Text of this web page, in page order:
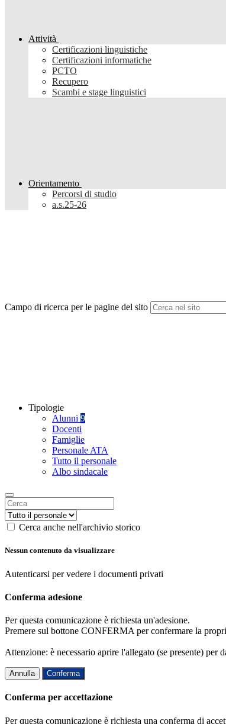
Attività
Certificazioni linguistiche
Certificazioni informatiche
PCTO
Recupero
Scambi e stage linguistici
Orientamento
Percorsi di studio
a.s.25-26
Campo di ricerca per le pagine del sito
Tipologie
Alunni 9
Docenti
Famiglie
Personale ATA
Tutto il personale
Albo sindacale
Cerca anche nell'archivio storico
Nessun contenuto da visualizzare
Autenticarsi per vedere i documenti privati
Conferma adesione
Per questa comunicazione è richiesta un'adesione.
Premere sul bottone CONFERMA per confermare la
Attenzione: è necessario aprire l'allegato (se presente) per
Annulla Conferma
Conferma per accettazione
Per questa comunicazione è richiesta una conferma di